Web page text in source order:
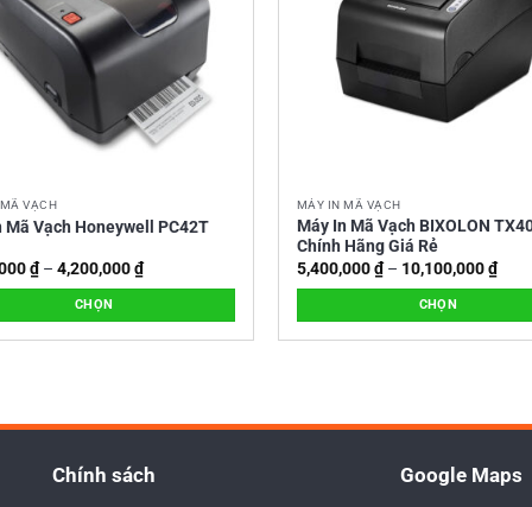
、CODE39C、CODE39S、CODE93、EAN13、EAN13+2、EAN13+5
、UPCE、UPCE+2、UPCE+5、MSI、MSIC、PLESSEY、ITF14、
ESC/POS
VẠCH
Mã Vạch Honeywell PC42T
₫ – 4,200,000₫Khoảng
giá:
đến
4,200,000 ₫
CHỌN
MÁY IN MÃ VẠCH
Máy In Mã Vạch BIXOLON
Chính Hãng Giá Rẻ
5,400,000₫ – 10,100,000₫
giá:
đến
CHỌN
nhiều
Chính sách Google Maps